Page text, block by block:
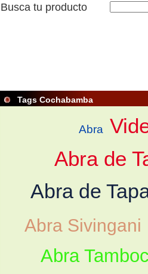
Busca tu producto
Tags Cochabamba
Abra
Abra de
Abra de
Abra Sivingani
Abra